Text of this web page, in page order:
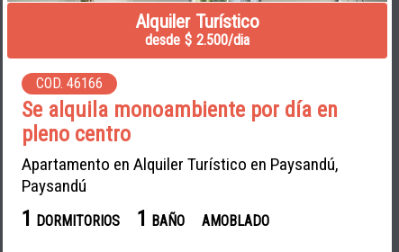
Alquiler Turístico
desde $ 2.500/dia
COD. 46166
Se alquila monoambiente por día en
pleno centro
Apartamento en Alquiler Turístico en Paysandú,
Paysandú
1 DORMITORIOS 1 BAÑO AMOBLADO